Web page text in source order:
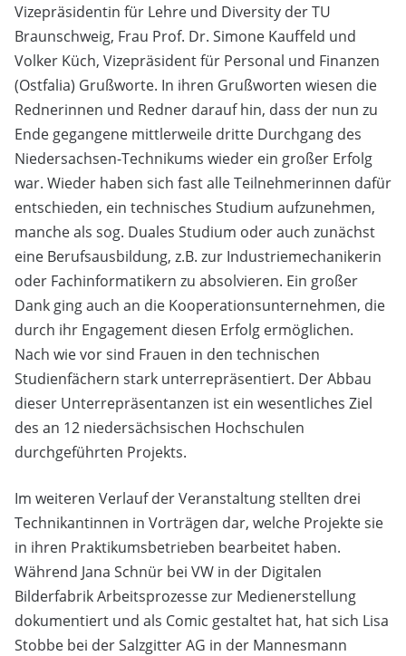
Vizepräsidentin für Lehre und Diversity der TU
Braunschweig, Frau Prof. Dr. Simone Kauffeld und
Volker Küch, Vizepräsident für Personal und Finanzen
(Ostfalia) Grußworte. In ihren Grußworten wiesen die
Rednerinnen und Redner darauf hin, dass der nun zu
Ende gegangene mittlerweile dritte Durchgang des
Niedersachsen-Technikums wieder ein großer Erfolg
war. Wieder haben sich fast alle Teilnehmerinnen dafür
entschieden, ein technisches Studium aufzunehmen,
manche als sog. Duales Studium oder auch zunächst
eine Berufsausbildung, z.B. zur Industriemechanikerin
oder Fachinformatikern zu absolvieren. Ein großer
Dank ging auch an die Kooperationsunternehmen, die
durch ihr Engagement diesen Erfolg ermöglichen.
Nach wie vor sind Frauen in den technischen
Studienfächern stark unterrepräsentiert. Der Abbau
dieser Unterrepräsentanzen ist ein wesentliches Ziel
des an 12 niedersächsischen Hochschulen
durchgeführten Projekts.
Im weiteren Verlauf der Veranstaltung stellten drei
Technikantinnen in Vorträgen dar, welche Projekte sie
in ihren Praktikumsbetrieben bearbeitet haben.
Während Jana Schnür bei VW in der Digitalen
Bilderfabrik Arbeitsprozesse zur Medienerstellung
dokumentiert und als Comic gestaltet hat, hat sich Lisa
Stobbe bei der Salzgitter AG in der Mannesmann